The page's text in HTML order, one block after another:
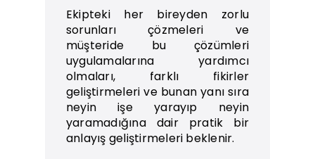
Ekipteki her bireyden zorlu
sorunları çözmeleri ve
müşteride bu çözümleri
uygulamalarına yardımcı
olmaları, farklı fikirler
geliştirmeleri ve bunan yanı sıra
neyin işe yarayıp neyin
yaramadığına dair pratik bir
anlayış geliştirmeleri beklenir.